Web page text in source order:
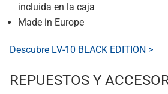
incluida en la caja
Made in Europe
Descubre LV-10 BLACK EDITION >
REPUESTOS Y